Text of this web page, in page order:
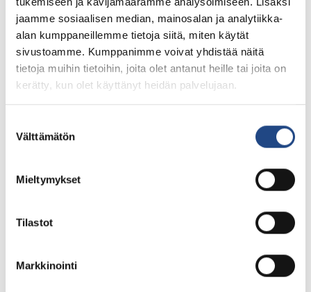
jaamme sosiaalisen median, mainosalan ja analytiikka-
alan kumppaneillemme tietoja siitä, miten käytät
sivustoamme. Kumppanimme voivat yhdistää näitä
tietoja muihin tietoihin, joita olet antanut heille tai joita on
kerätty, kun olet käyttänyt heidän palvelujaan.
valinta
Välttämätön
Mieltymykset
Tilastot
Markkinointi
Tag:Teknikum Group